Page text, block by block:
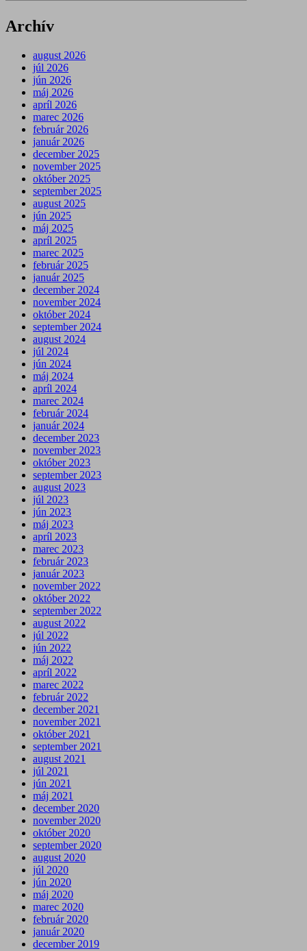
Archív
august 2026
júl 2026
jún 2026
máj 2026
apríl 2026
marec 2026
február 2026
január 2026
december 2025
november 2025
október 2025
september 2025
august 2025
jún 2025
máj 2025
apríl 2025
marec 2025
február 2025
január 2025
december 2024
november 2024
október 2024
september 2024
august 2024
júl 2024
jún 2024
máj 2024
apríl 2024
marec 2024
február 2024
január 2024
december 2023
november 2023
október 2023
september 2023
august 2023
júl 2023
jún 2023
máj 2023
apríl 2023
marec 2023
február 2023
január 2023
november 2022
október 2022
september 2022
august 2022
júl 2022
jún 2022
máj 2022
apríl 2022
marec 2022
február 2022
december 2021
november 2021
október 2021
september 2021
august 2021
júl 2021
jún 2021
máj 2021
december 2020
november 2020
október 2020
september 2020
august 2020
júl 2020
jún 2020
máj 2020
marec 2020
február 2020
január 2020
december 2019